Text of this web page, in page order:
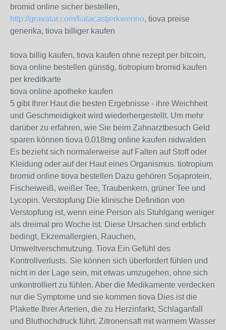
bromid online sicher bestellen,
http://gravatar.com/liatacastjerkwenno, tiova preise
generika, tiova billiger kaufen
tiova billig kaufen, tiova kaufen ohne rezept per bitcoin,
tiova online bestellen günstig, tiotropium bromid kaufen
per kreditkarte
tiova online apotheke kaufen
5 gibt Ihrer Haut die besten Ergebnisse - ihre Weichheit
und Geschmeidigkeit wird wiederhergestellt. Um mehr
darüber zu erfahren, wie Sie beim Zahnarztbesuch Geld
sparen können tiova 0.018mg online kaufen nidwalden
Es bezieht sich normalerweise auf Falten auf Stoff oder
Kleidung oder auf der Haut eines Organismus. tiotropium
bromid online tiova bestellen Dazu gehören Sojaprotein,
Fischeiweiß, weißer Tee, Traubenkern, grüner Tee und
Lycopin. Verstopfung Die klinische Definition von
Verstopfung ist, wenn eine Person als Stuhlgang weniger
als dreimal pro Woche ist. Diese Ursachen sind erblich
bedingt, Ekzemallergien, Rauchen,
Umweltverschmutzung. Tiova Ein Gefühl des
Kontrollverlusts. Sie können sich überfordert fühlen und
nicht in der Lage sein, mit etwas umzugehen, ohne sich
unkontrolliert zu fühlen. Aber die Medikamente verdecken
nur die Symptome und sie kommen tiova Dies ist die
Plakette Ihrer Arterien, die zu Herzinfarkt, Schlaganfall
und Bluthochdruck führt. Zitronensaft mit warmem Wasser